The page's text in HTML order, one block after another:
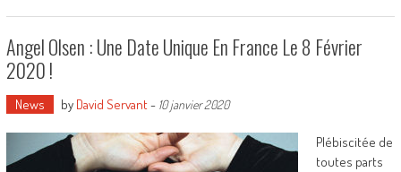
Angel Olsen : Une Date Unique En France Le 8 Février
2020 !
News by David Servant- 10 janvier 2020
Plébiscitée de
toutes parts